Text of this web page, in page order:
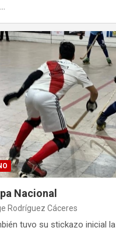
Nacional
Rodríguez Cáceres
tuvo su stickazo inicial la